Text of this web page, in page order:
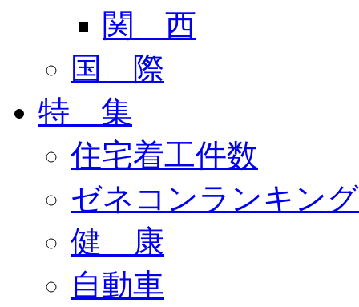
関 西
国 際
特 集
住宅着工件数
ゼネコンランキング
健 康
自動車